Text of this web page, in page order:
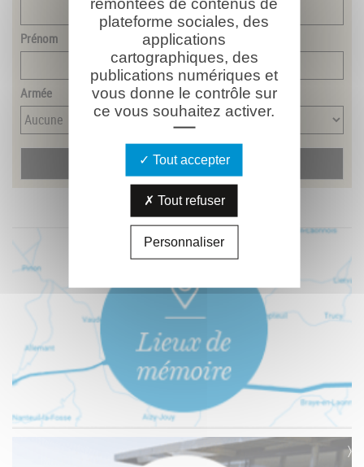
Prénom
Armée
plateforme sociales, des
applications
cartographiques, des
publications numériques et
vous donne le contrôle sur
ce vous souhaitez activer.
Tout accepter
Tout refuser
Personnaliser